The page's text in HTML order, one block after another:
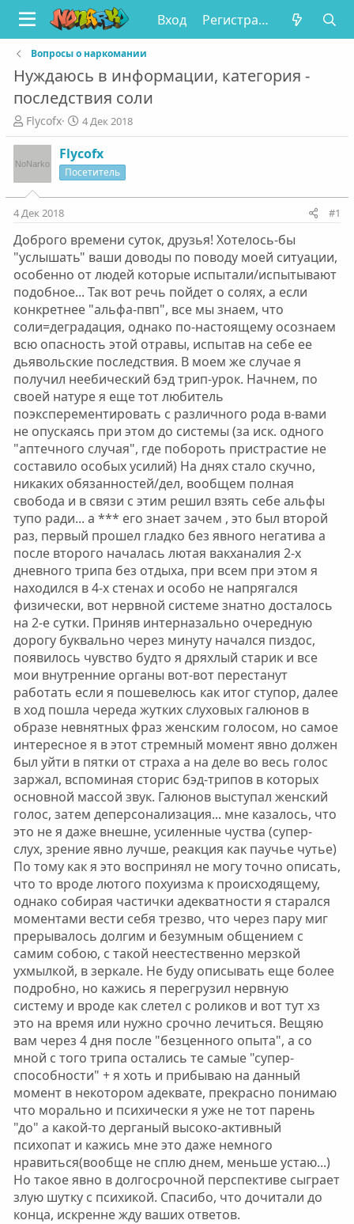
Вход Регистрация
Вопросы о наркомании
Нуждаюсь в информации, категория -
последствия соли
А
в
т
о
р
т
е
ы
Flycofx
Д
а
т
а
н
а
л
а
4 Дек 2018
Flycofx
Посетитель
4 Дек 2018 #1
Доброго времени суток, друзья! Хотелось-бы
"услышать" ваши доводы по поводу моей ситуации,
особенно от людей которые испытали/испытывают
подобное... Так вот речь пойдет о солях, а если
конкретнее "альфа-пвп", все мы знаем, что
соли=деградация, однако по-настоящему осознаем
всю опасность этой отравы, испытав на себе ее
дьявольские последствия. В моем же случае я
получил неебический бэд трип-урок. Начнем, по
своей натуре я еще тот любитель
поэксперементировать с различного рода в-вами
не опускаясь при этом до системы (за иск. одного
"аптечного случая", где побороть пристрастие не
составило особых усилий) На днях стало скучно,
никаких обязанностей/дел, вообщем полная
свобода и в связи с этим решил взять себе альфы
тупо ради... а *** его знает зачем , это был второй
раз, первый прошел гладко без явного негатива а
после второго началась лютая вакханалия 2-х
дневного трипа без отдыха, при всем при этом я
находился в 4-х стенах и особо не напрягался
физически, вот нервной системе знатно досталось
на 2-е сутки. Приняв интерназально очередную
дорогу буквально через минуту начался пиздос,
появилось чувство будто я дряхлый старик и все
мои внутренние органы вот-вот перестанут
работать если я пошевелюсь как итог ступор, далее
в ход пошла череда жутких слуховых галюнов в
образе невнятных фраз женским голосом, но самое
интересное я в этот стремный момент явно должен
был уйти в пятки от страха а на деле во весь голос
заржал, вспоминая сторис бэд-трипов в которых
основной массой звук. Галюнов выступал женский
голос, затем деперсонализация... мне казалось, что
это не я даже внешне, усиленные чуства (супер-
слух, зрение явно лучше, реакция как паучье чутье)
По тому как я это воспринял не могу точно описать,
что то вроде лютого похуизма к происходящему,
однако собирая частички адекватности я старался
моментами вести себя трезво, что через пару миг
прерывалось долгим и безумным общением с
самим собою, с такой неестественно мерзкой
ухмылкой, в зеркале. Не буду описывать еще более
подробно, но кажись я перегрузил нервную
систему и вроде как слетел с роликов и вот тут хз
это на время или нужно срочно лечиться. Вещяю
вам через 4 дня после "безценного опыта", а со
мной с того трипа остались те самые "супер-
способности" + я хоть и прибываю на данный
момент в некотором адеквате, прекрасно понимаю
что морально и психически я уже не тот парень
"до" а какой-то дерганый высоко-активный
психопат и кажись мне это даже немного
нравиться(вообще не сплю днем, меньше устаю...)
Но такое явно в долгосрочной перспективе сыграет
злую шутку с психикой. Спасибо, что дочитали до
конца, искренне жду ваших ответов.